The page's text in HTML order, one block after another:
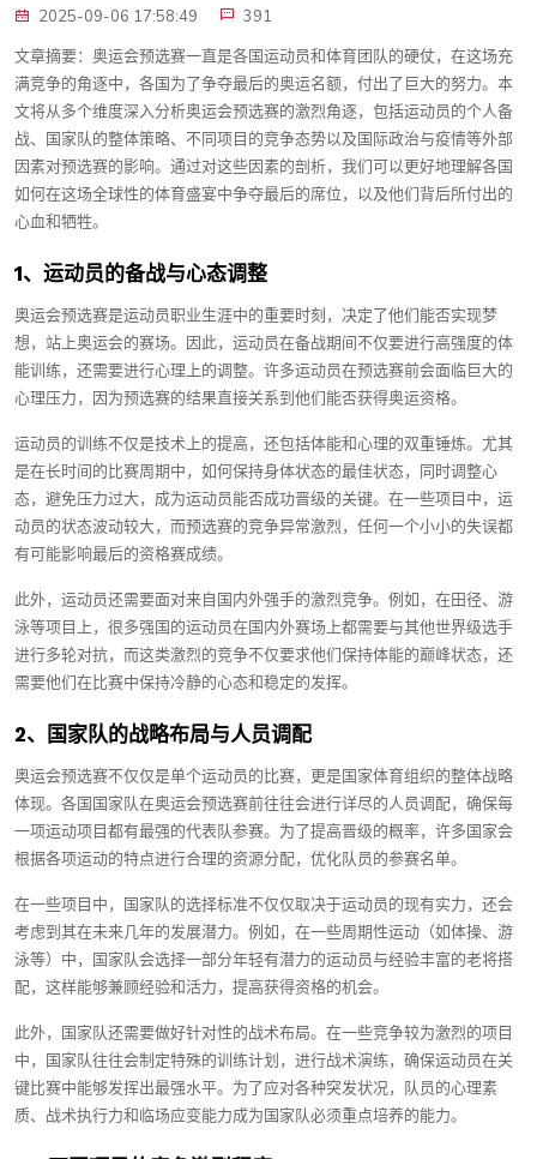
2025-09-06 17:58:49
391
文章摘要：奥运会预选赛一直是各国运动员和体育团队的硬仗，在这场充
满竞争的角逐中，各国为了争夺最后的奥运名额，付出了巨大的努力。本
文将从多个维度深入分析奥运会预选赛的激烈角逐，包括运动员的个人备
战、国家队的整体策略、不同项目的竞争态势以及国际政治与疫情等外部
因素对预选赛的影响。通过对这些因素的剖析，我们可以更好地理解各国
如何在这场全球性的体育盛宴中争夺最后的席位，以及他们背后所付出的
心血和牺牲。
1、运动员的备战与心态调整
奥运会预选赛是运动员职业生涯中的重要时刻，决定了他们能否实现梦
想，站上奥运会的赛场。因此，运动员在备战期间不仅要进行高强度的体
能训练，还需要进行心理上的调整。许多运动员在预选赛前会面临巨大的
心理压力，因为预选赛的结果直接关系到他们能否获得奥运资格。
运动员的训练不仅是技术上的提高，还包括体能和心理的双重锤炼。尤其
是在长时间的比赛周期中，如何保持身体状态的最佳状态，同时调整心
态，避免压力过大，成为运动员能否成功晋级的关键。在一些项目中，运
动员的状态波动较大，而预选赛的竞争异常激烈，任何一个小小的失误都
有可能影响最后的资格赛成绩。
此外，运动员还需要面对来自国内外强手的激烈竞争。例如，在田径、游
泳等项目上，很多强国的运动员在国内外赛场上都需要与其他世界级选手
进行多轮对抗，而这类激烈的竞争不仅要求他们保持体能的巅峰状态，还
需要他们在比赛中保持冷静的心态和稳定的发挥。
2、国家队的战略布局与人员调配
奥运会预选赛不仅仅是单个运动员的比赛，更是国家体育组织的整体战略
体现。各国国家队在奥运会预选赛前往往会进行详尽的人员调配，确保每
一项运动项目都有最强的代表队参赛。为了提高晋级的概率，许多国家会
根据各项运动的特点进行合理的资源分配，优化队员的参赛名单。
在一些项目中，国家队的选择标准不仅仅取决于运动员的现有实力，还会
考虑到其在未来几年的发展潜力。例如，在一些周期性运动（如体操、游
泳等）中，国家队会选择一部分年轻有潜力的运动员与经验丰富的老将搭
配，这样能够兼顾经验和活力，提高获得资格的机会。
此外，国家队还需要做好针对性的战术布局。在一些竞争较为激烈的项目
中，国家队往往会制定特殊的训练计划，进行战术演练，确保运动员在关
键比赛中能够发挥出最强水平。为了应对各种突发状况，队员的心理素
质、战术执行力和临场应变能力成为国家队必须重点培养的能力。